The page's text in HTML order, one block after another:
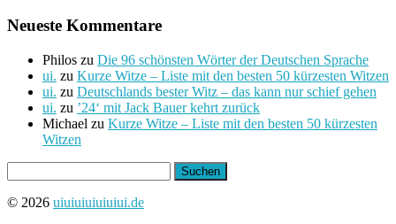
Neueste Kommentare
Philos zu Die 96 schönsten Wörter der Deutschen Sprache
ui. zu Kurze Witze – Liste mit den besten 50 kürzesten Witzen
ui. zu Deutschlands bester Witz – das kann nur schief gehen
ui. zu ’24‘ mit Jack Bauer kehrt zurück
Michael zu Kurze Witze – Liste mit den besten 50 kürzesten
Witzen
nach:
© 2026 uiuiuiuiuiuiui.de